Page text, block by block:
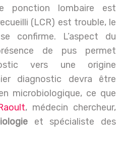
ponction lombaire est
(LCR) est trouble, le
confirme. L’aspect du
de pus permet
vers une origine
diagnostic devra être
microbiologique, ce que
, médecin chercheur,
et spécialiste des